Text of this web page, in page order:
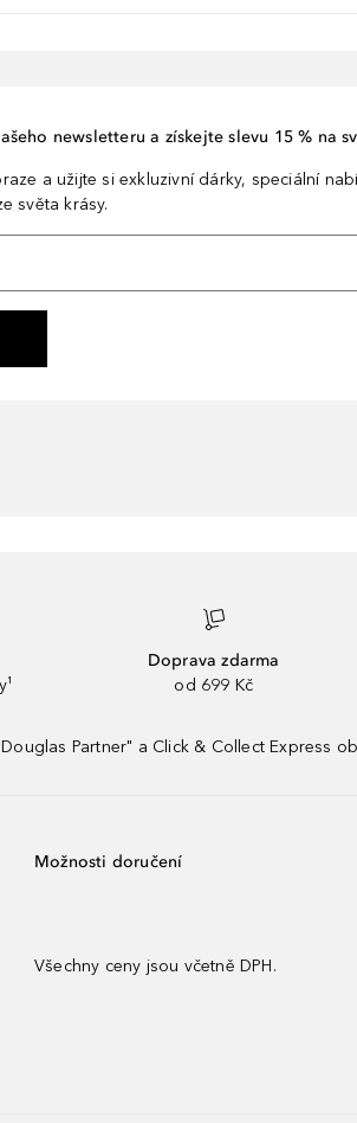
newsletteru a získejte slevu 15 % na
a užijte si exkluzivní dárky, speciální
světa krásy.
Doprava zdarma
od 699 Kč
Partner" a Click & Collect Express
Možnosti doručení
Všechny ceny jsou včetně DPH.